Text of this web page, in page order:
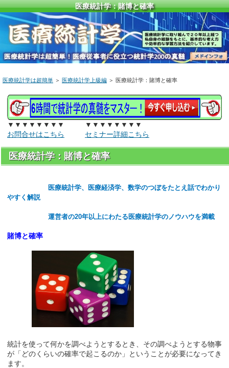
医療統計学：賭博と確率
医療統計学は超簡単 ＞ 医療統計学上級編 ＞ 医療統計学：賭博と確率
▼▼▼▼▼▼▼▼ ▼▼▼▼▼▼▼▼
お問合せはこちら
セミナー詳細こちら
医療統計学：賭博と確率
医療統計学、医療経済学、数学のつぼをたとえ話でわかり
やすく解説
運営者の20年以上にわたる医療統計学のノウハウを満載
賭博と確率
統計を使って何かを調べようとするとき、その調べようとする物事
が「どのくらいの確率で起こるのか」ということが必要になってき
ます。